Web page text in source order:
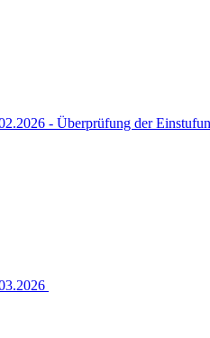
- Überprüfung der